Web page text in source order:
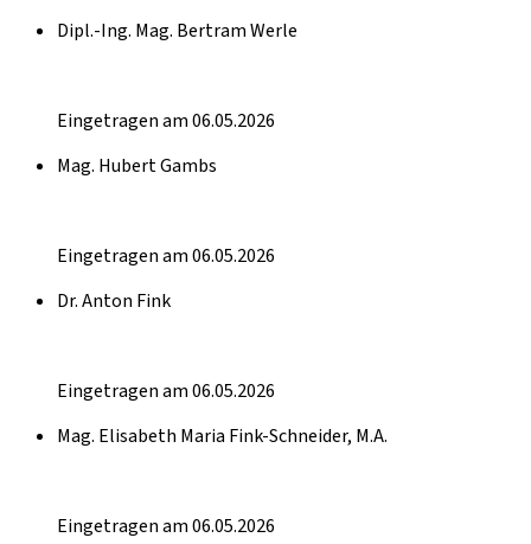
Dipl.-Ing. Mag. Bertram Werle
Eingetragen am 06.05.2026
Mag. Hubert Gambs
Eingetragen am 06.05.2026
Dr. Anton Fink
Eingetragen am 06.05.2026
Mag. Elisabeth Maria Fink-Schneider, M.A.
Eingetragen am 06.05.2026